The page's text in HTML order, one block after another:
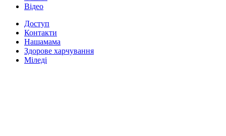
Відео
Доступ
Контакти
Нашамама
Здорове харчування
Міледі